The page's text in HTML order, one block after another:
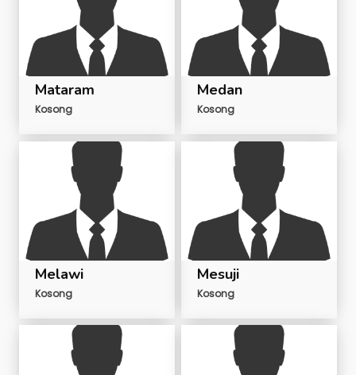
Mataram
Kosong
Medan
Kosong
Melawi
Kosong
Mesuji
Kosong